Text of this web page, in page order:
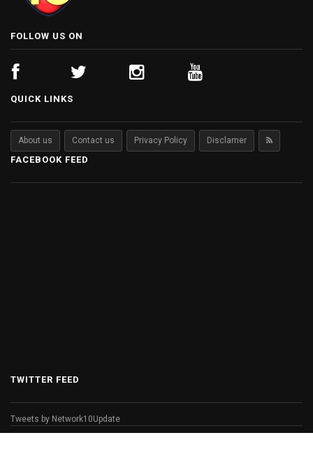
FOLLOW US ON
QUICK LINKS
About us Contact us Privacy Policy Disclamer
FACEBOOK FEED
TWITTER FEED
Tweets by Network10Update